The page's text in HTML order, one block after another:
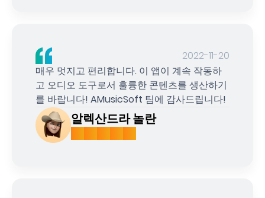
2022-11-20
매우 멋지고 편리합니다. 이 앱이 계속 작동하
고 오디오 도구로서 훌륭한 콘텐츠를 생산하기
를 바랍니다! AMusicSoft 팀에 감사드립니다!
알렉산드라 놀란